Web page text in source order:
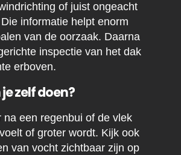
of juist ongeacht
informatie helpt enorm
van de oorzaak. Daarna
inspectie van het dak
erboven.
zelf doen?
na een regenbui of de vlek
of groter wordt. Kijk ook
van vocht zichtbaar zijn op